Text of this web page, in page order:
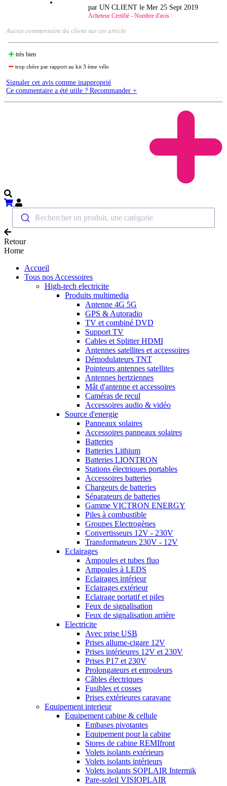
par UN CLIENT leMer 25 Sept 2019
Acheteur Certifié - Nombre d'avis :
Aucun commentaire du client sur cet article
très bien
trop chère par rapport au kit 3 ème vélo
Signaler cet avis comme inapproprié
Ce commentaire a été utile ? Recommander +
Rechercher un produit, une catégorie
Retour
Home
Accueil
Tous nos Accessoires
High-tech electricite
Produits multimedia
Antenne 4G 5G
GPS & Autoradio
TV et combiné DVD
Support TV
Cables et Splitter HDMI
Antennes satellites et accessoires
Démodulateurs TNT
Pointeurs antennes satellites
Antennes hertziennes
Mât d'antenne et accessoires
Caméras de recul
Accessoires audio & vidéo
Source d'energie
Panneaux solaires
Accessoires panneaux solaires
Batteries
Batteries Lithium
Batteries LIONTRON
Stations électriques portables
Accessoires batteries
Chargeurs de batteries
Séparateurs de batteries
Gamme VICTRON ENERGY
Piles à combustible
Groupes Electrogènes
Convertisseurs 12V - 230V
Transformateurs 230V - 12V
Eclairages
Ampoules et tubes fluo
Ampoules à LEDS
Eclairages intérieur
Eclairages extérieur
Eclairage portatif et piles
Feux de signalisation
Feux de signalisation arrière
Electricite
Avec prise USB
Prises allume-cigare 12V
Prises intérieures 12V et 230V
Prises P17 et 230V
Prolongateurs et enrouleurs
Câbles électriques
Fusibles et cosses
Prises extérieures caravane
Equipement interieur
Equipement cabine & cellule
Embases pivotantes
Equipement pour la cabine
Stores de cabine REMIfront
Volets isolants extérieurs
Volets isolants intérieurs
Volets isolants SOPLAIR Intermik
Pare-soleil VISIOPLAIR